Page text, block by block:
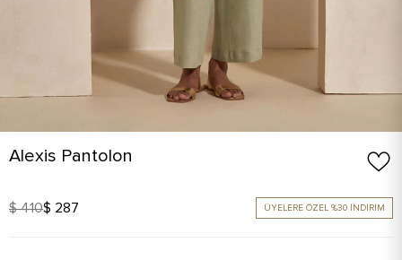
Alexis Pantolon
$ 410$ 287 ÜYELERE ÖZEL %30 İNDİRİM